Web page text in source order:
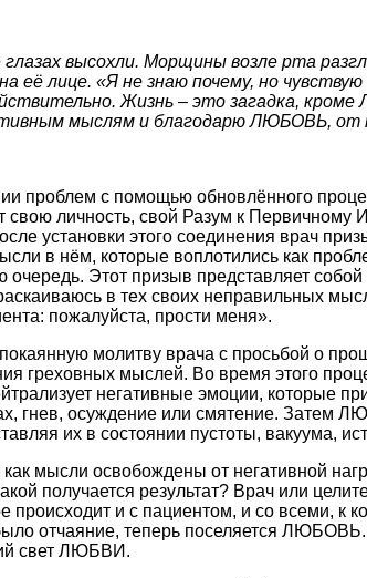
глазах высохли. Морщины возле рта
её лице. «Я не знаю почему, но
Жизнь – это загадка,
мыслям и благодарю ЛЮБОВЬ, от
проблем с помощью обновлённого
свою личность, свой Разум к
установки этого соединения врач
в нём, которые воплотились как
очередь. Этот призыв представляет
в тех своих неправильных
пожалуйста, прости меня».
покаянную молитву врача с просьбой о
греховных мыслей. Во время этого
негативные эмоции, которые
гнев, осуждение или смятение. Затем
их в состоянии пустоты, вакуума,
как мысли освобождены от негативной
получается результат? Врач или
происходит и с пациентом, и со всеми, к
отчаяние, теперь поселяется
свет ЛЮБВИ.